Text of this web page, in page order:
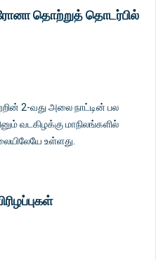
தொற்றுத் தொடர்பில்
2-வது அலை நாட்டின் பல
வடகிழக்கு மாநிலங்களில்
உள்ளது.